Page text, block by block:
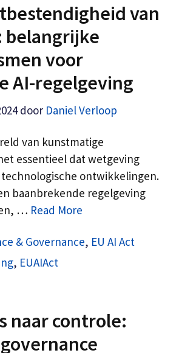
van
belangrijke
voor
AI-regelgeving
door Daniel Verloop
van kunstmatige
essentieel dat wetgeving
ontwikkelingen.
baanbrekende regelgeving
… Read More
& Governance, EU AI Act
, EUAIAct
naar controle: